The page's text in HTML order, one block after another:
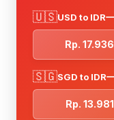
🇺🇸USD to IDR
Rp. 17.936
🇸🇬SGD to IDR
Rp. 13.981